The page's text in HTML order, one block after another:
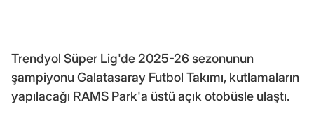
Trendyol Süper Lig'de 2025-26 sezonunun
şampiyonu Galatasaray Futbol Takımı, kutlamaların
yapılacağı RAMS Park'a üstü açık otobüsle ulaştı.